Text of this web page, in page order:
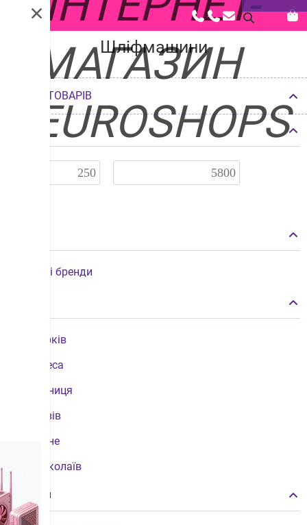
Головна | Каталог | Будівельна, садова техніка | Шліфмашини
Шліфмашини
ФІЛЬТР ТОВАРІВ
Інші бренди
Харків
Одеса
Вінниця
Львів
Рівне
Миколаїв
Чернівці
Кременчук
Магазин